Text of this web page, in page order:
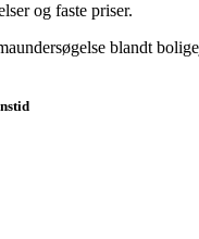
og faste priser.
blandt